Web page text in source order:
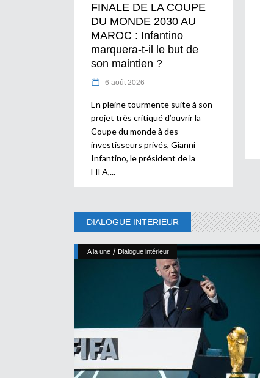
FINALE DE LA COUPE
DU MONDE 2030 AU
MAROC : Infantino
marquera-t-il le but de
son maintien ?
6 août 2026
En pleine tourmente suite à son
projet très critiqué d’ouvrir la
Coupe du monde à des
investisseurs privés, Gianni
Infantino, le président de la
FIFA,
DIALOGUE INTERIEUR
A la une / Dialogue intérieur